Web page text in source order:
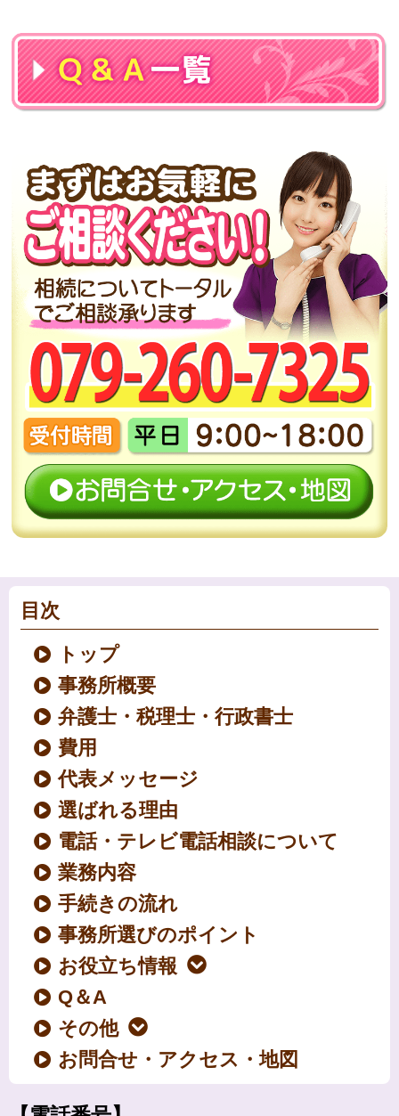
目次
トップ
事務所概要
弁護士・税理士・行政書士
費用
代表メッセージ
選ばれる理由
電話・テレビ電話相談について
業務内容
手続きの流れ
事務所選びのポイント
お役立ち情報
Q＆A
その他
お問合せ・アクセス・地図